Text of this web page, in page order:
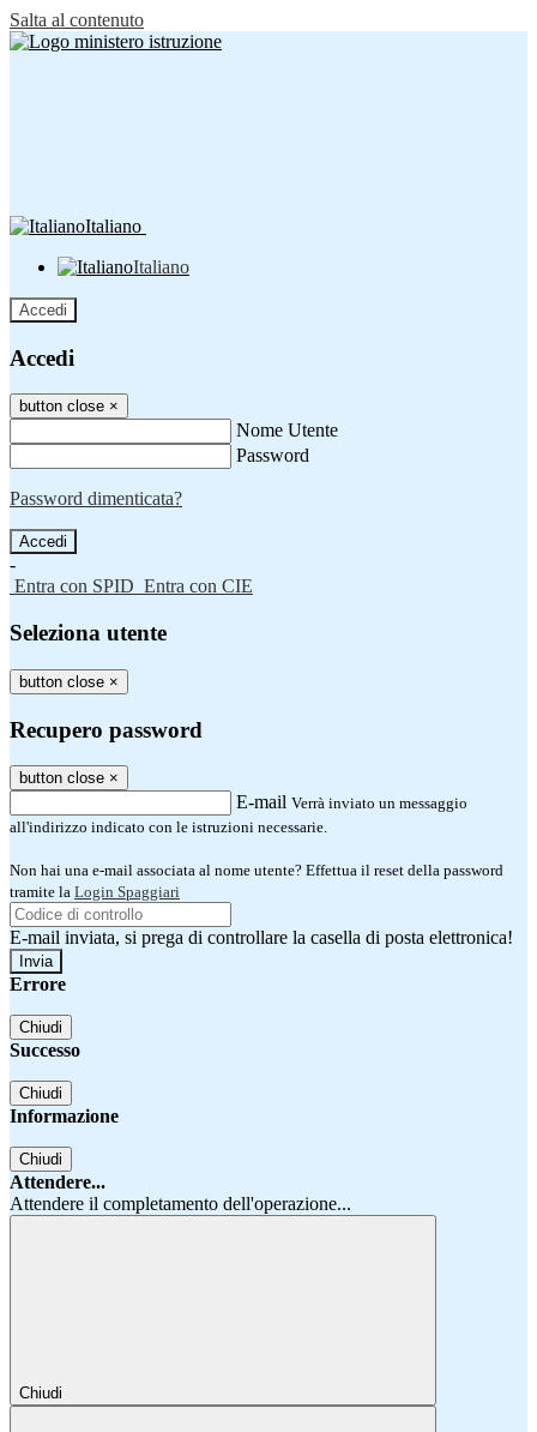
Salta al contenuto
Italiano
Italiano
Accedi
Accedi
button close ×
Nome Utente
Password
Password dimenticata?
-
Entra con SPID Entra con CIE
Seleziona utente
button close ×
Recupero password
button close ×
E-mail Verrà inviato un messaggio
all'indirizzo indicato con le istruzioni necessarie.
Non hai una e-mail associata al nome utente? Effettua il reset della password
tramite la Login Spaggiari
E-mail inviata, si prega di controllare la casella di posta elettronica!
Errore
Chiudi
Successo
Chiudi
Informazione
Chiudi
Attendere...
Attendere il completamento dell'operazione...
Chiudi